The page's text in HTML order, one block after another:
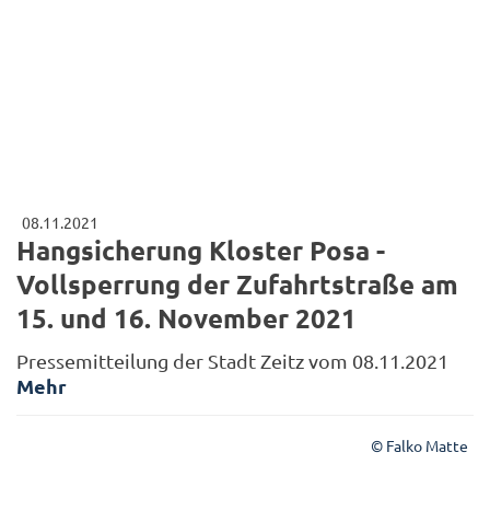
08.11.2021
Hangsicherung Kloster Posa -
Vollsperrung der Zufahrtstraße am
15. und 16. November 2021
Pressemitteilung der Stadt Zeitz vom 08.11.2021
Mehr
© Falko Matte